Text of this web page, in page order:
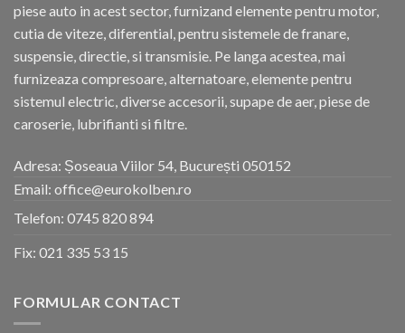
piese auto in acest sector, furnizand elemente pentru motor,
cutia de viteze, diferential, pentru sistemele de franare,
suspensie, directie, si transmisie. Pe langa acestea, mai
furnizeaza compresoare, alternatoare, elemente pentru
sistemul electric, diverse accesorii, supape de aer, piese de
caroserie, lubrifianti si filtre.
Adresa: Șoseaua Viilor 54, București 050152
Email: office@eurokolben.ro
Telefon: 0745 820 894
Fix: 021 335 53 15
FORMULAR CONTACT